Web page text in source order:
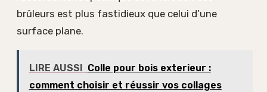
brûleurs est plus fastidieux que celui d’une
surface plane.
LIRE AUSSI
Colle pour bois exterieur :
comment choisir et réussir vos collages